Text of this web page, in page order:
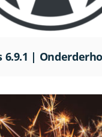
6.9.1 |